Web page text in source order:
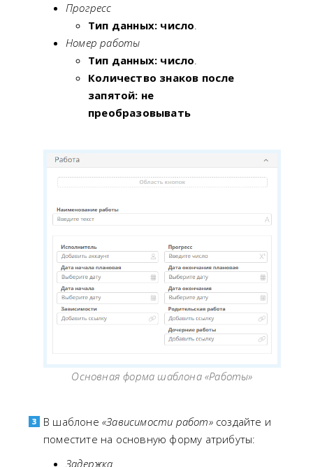
Прогресс
Тип данных: число.
Номер работы
Тип данных: число.
Количество знаков после
запятой: не
преобразовывать
Основная форма шаблона «Работы»
В шаблоне «Зависимости работ»создайте и
поместите на основную форму атрибуты:
Задержка